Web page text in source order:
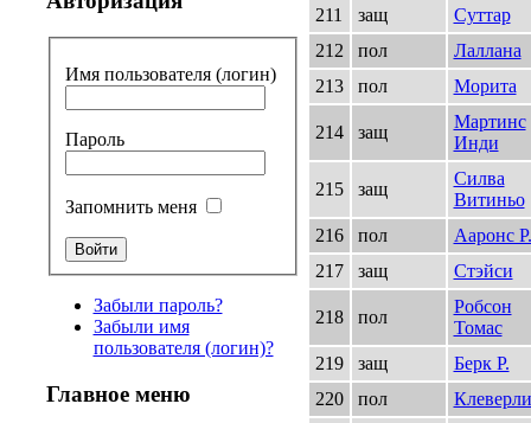
Имя пользователя (логин)
Пароль
Запомнить меня
Забыли пароль?
Забыли имя
пользователя (логин)?
Главное меню
211
защ
Суттар
212
пол
Лаллана
213
пол Морита
214 защ
Мартинс
Инди
215 защ
Силва
Витиньо
216
пол
Ааронс Р.
217
защ Стэйси
218 пол
Робсон
Томас
219
защ
Берк Р.
220
пол
Клеверли